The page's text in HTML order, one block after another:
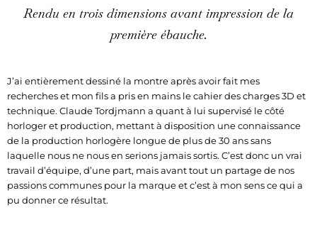
Rendu en trois dimensions avant impression de la
première ébauche.
J’ai entièrement dessiné la montre après avoir fait mes
recherches et mon fils a pris en mains le cahier des charges 3D et
technique. Claude Tordjmann a quant à lui supervisé le côté
horloger et production, mettant à disposition une connaissance
de la production horlogère longue de plus de 30 ans sans
laquelle nous ne nous en serions jamais sortis. C’est donc un vrai
travail d’équipe, d’une part, mais avant tout un partage de nos
passions communes pour la marque et c’est à mon sens ce qui a
pu donner ce résultat.